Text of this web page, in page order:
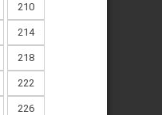
210
214
218
222
226